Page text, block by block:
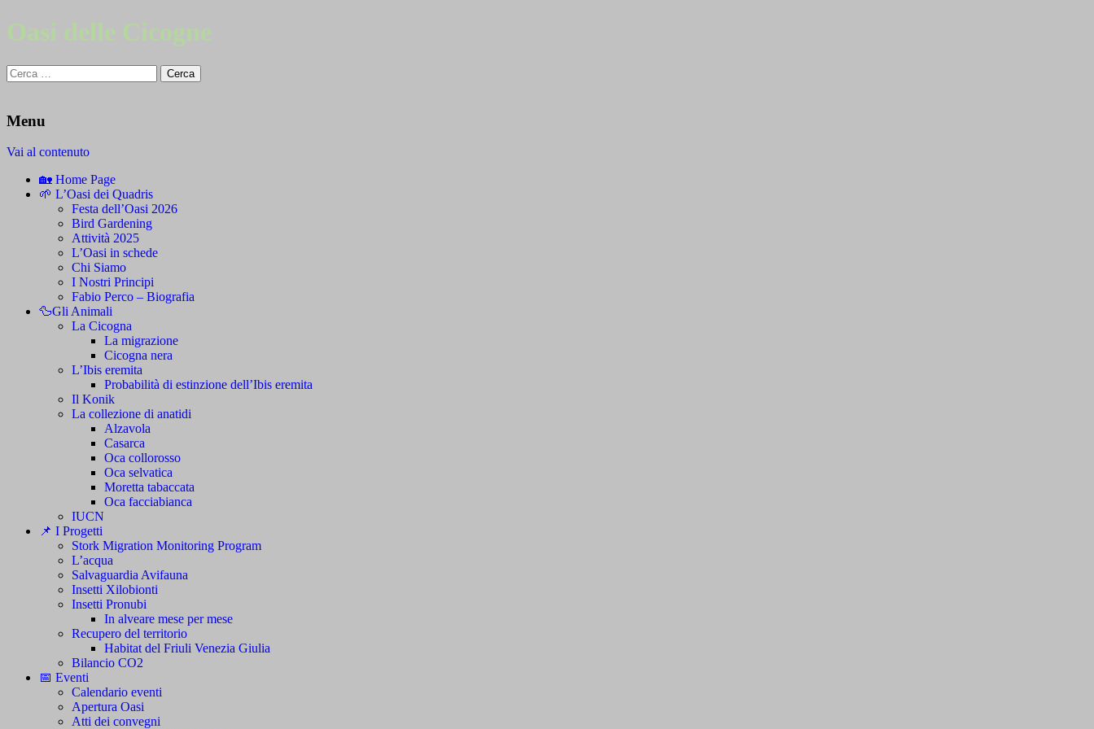
Oasi delle Cicogne
Ricerca
per:
Menu
Vai al contenuto
🏡 Home Page
🌱 L’Oasi dei Quadris
Festa dell’Oasi 2026
Bird Gardening
Attività 2025
L’Oasi in schede
Chi Siamo
I Nostri Principi
Fabio Perco – Biografia
🦆Gli Animali
La Cicogna
La migrazione
Cicogna nera
L’Ibis eremita
Probabilità di estinzione dell’Ibis eremita
Il Konik
La collezione di anatidi
Alzavola
Casarca
Oca collorosso
Oca selvatica
Moretta tabaccata
Oca facciabianca
IUCN
📌 I Progetti
Stork Migration Monitoring Program
L’acqua
Salvaguardia Avifauna
Insetti Xilobionti
Insetti Pronubi
In alveare mese per mese
Recupero del territorio
Habitat del Friuli Venezia Giulia
Bilancio CO2
📅 Eventi
Calendario eventi
Apertura Oasi
Atti dei convegni